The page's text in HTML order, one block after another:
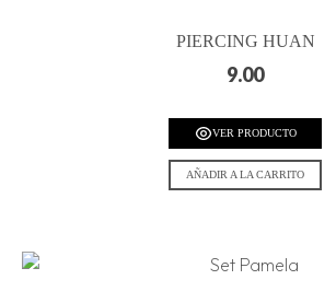
PIERCING HUAN
9.00
VER PRODUCTO
AÑADIR A LA CARRITO